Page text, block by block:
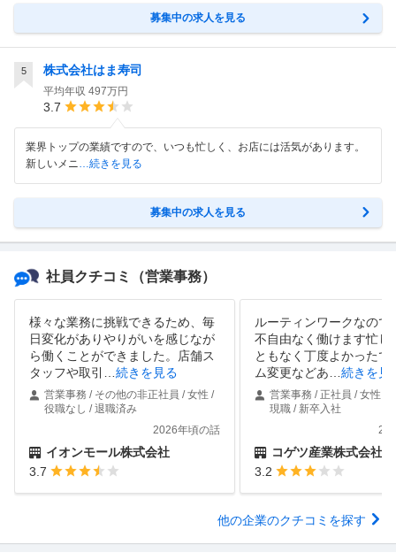
募集中の求人を見る
5 株式会社はま寿司
平均年収 497万円
3.7
業界トップの業績ですので、いつも忙しく、お店には活気があります。
新しいメニ
…続きを見る
募集中の求人を見る
社員クチコミ （営業事務）
様々な業務に挑戦できるため、毎
日変化がありやりがいを感じなが
ら働くことができました。店舗ス
タッフや取引
続きを見る
営業事務 / その他の非正社員 / 女性 /
役職なし / 退職済み
2026年頃の話
イオンモール株式会社
3.7
ルーティンワークなので
不自由なく働けます忙し
ともなく丁度よかったで
ム変更などあ
続きを見
営業事務 / 正社員 / 女性 /
現職 / 新卒入社
コゲツ産業株式会社
3.2
他の企業のクチコミを探す